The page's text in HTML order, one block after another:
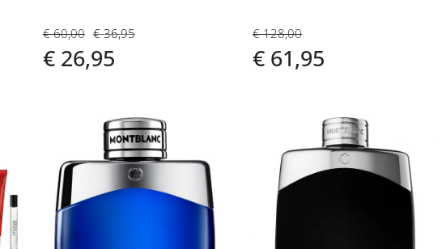
€ 60,00
€ 26,95
€ 36,95 € 128,00
€ 61,95
toe
aan
verlanglijst
Voeg
toe
aan
verlanglijst